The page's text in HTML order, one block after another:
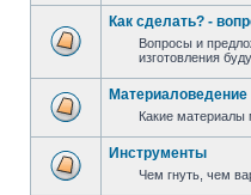
Как сделать? -
Вопросы и
изготовления
Материаловедение
Какие материалы
Инструменты
Чем гнуть, чем